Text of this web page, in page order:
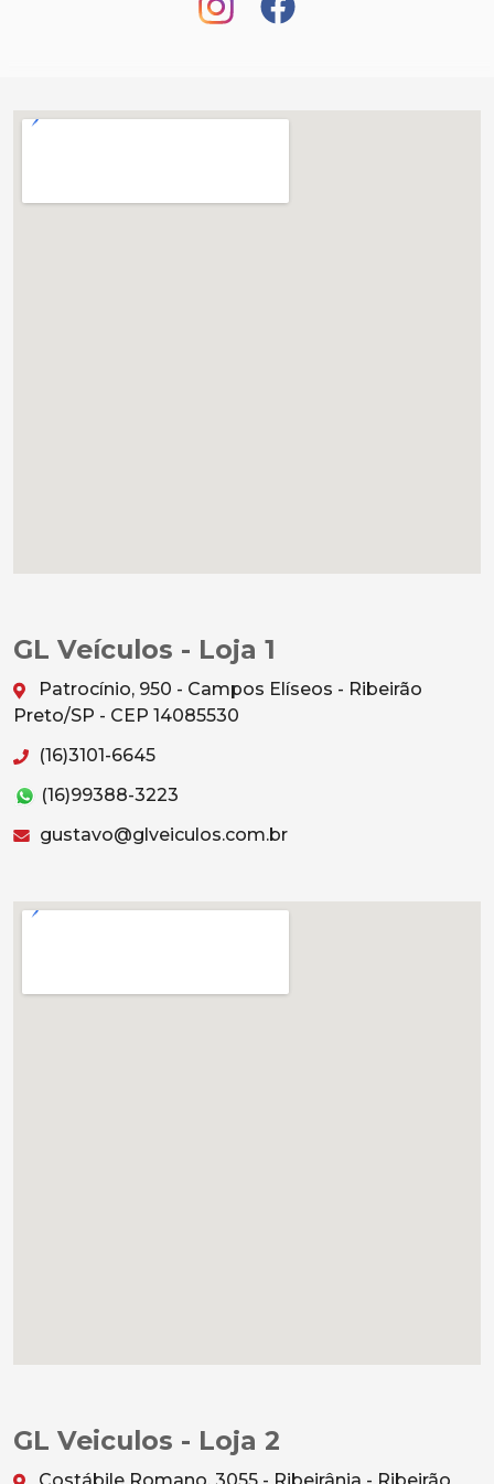
GL Veículos - Loja 1
Patrocínio, 950 - Campos Elíseos - Ribeirão
Preto/SP - CEP 14085530
(16)3101-6645
(16)99388-3223
gustavo@glveiculos.com.br
GL Veiculos - Loja 2